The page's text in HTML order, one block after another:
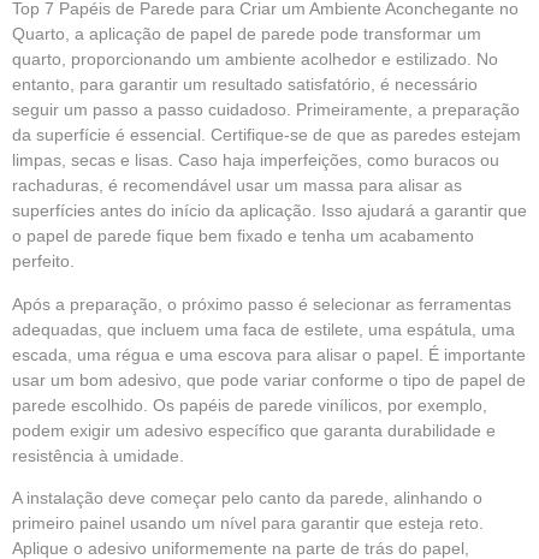
Top 7 Papéis de Parede para Criar um Ambiente Aconchegante no
Quarto, a aplicação de papel de parede pode transformar um
quarto, proporcionando um ambiente acolhedor e estilizado. No
entanto, para garantir um resultado satisfatório, é necessário
seguir um passo a passo cuidadoso. Primeiramente, a preparação
da superfície é essencial. Certifique-se de que as paredes estejam
limpas, secas e lisas. Caso haja imperfeições, como buracos ou
rachaduras, é recomendável usar um massa para alisar as
superfícies antes do início da aplicação. Isso ajudará a garantir que
o papel de parede fique bem fixado e tenha um acabamento
perfeito.
Após a preparação, o próximo passo é selecionar as ferramentas
adequadas, que incluem uma faca de estilete, uma espátula, uma
escada, uma régua e uma escova para alisar o papel. É importante
usar um bom adesivo, que pode variar conforme o tipo de papel de
parede escolhido. Os papéis de parede vinílicos, por exemplo,
podem exigir um adesivo específico que garanta durabilidade e
resistência à umidade.
A instalação deve começar pelo canto da parede, alinhando o
primeiro painel usando um nível para garantir que esteja reto.
Aplique o adesivo uniformemente na parte de trás do papel,